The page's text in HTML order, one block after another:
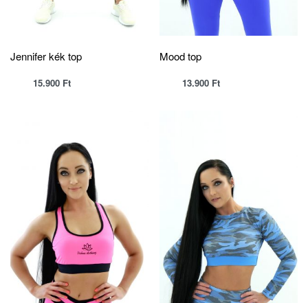
Jennifer kék top
15.900 Ft
Mood top
13.900 Ft